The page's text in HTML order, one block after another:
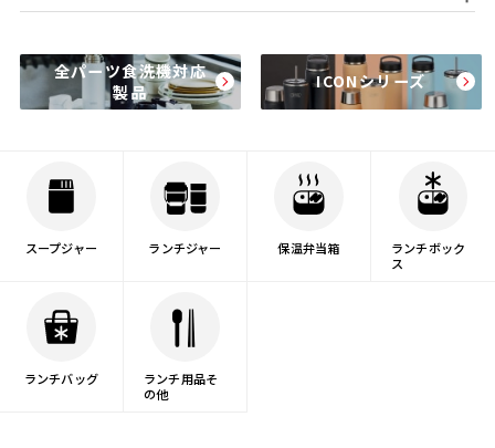
サーモスのお弁当箱。お弁当箱でも保温・保冷効果
のある商品を多く取り揃えています。温かいスープや
フィーなどのキャラクター商品、育ち盛りの学生で
も満足できる大容量の商品など、様々なニーズに応え
られる、おすすめのお弁当箱です。
全パーツ食洗機対応
製品
ICONシリーズ
スープジャー ランチジャー 保温弁当箱
ランチボック
ス
ランチバッグ
ランチ用品そ
の他